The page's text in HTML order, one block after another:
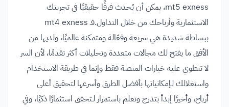
mt5 exness، يمكن أن يُحدث فرقًا حقيقيًا في تجربتك
الاستثمارية وأرباحك من خلال التداول.فـ mt4 exness
ببساطة شديدة هي سريعة وفعّالة ومتمكنة عالميًا، ولديها من
الأفق ما يفتح لك مجالات متعددة وتحليلات أكثر تقدمًا، لأن السر
لا تنطوي عليه خيارات المنصة فقط وإنما في طريقة الاستخدام
واستغلالك لـإمكانياتها بأفضل الطرق وأسرعها لتحقيق أعلى
أرباح، وأخيرًا إبدأ بتدرج وتعلم باستمرار لـتحقق استثمارًا ذكيًا، وفي